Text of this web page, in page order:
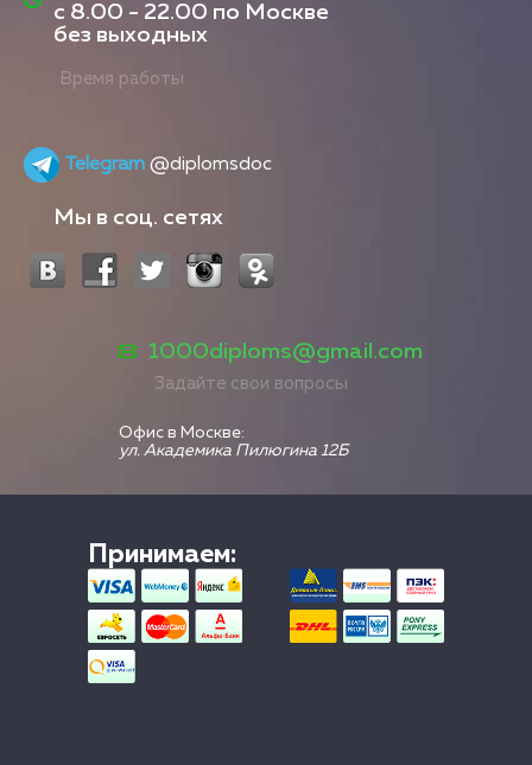
с 8.00 - 22.00 по Москве
без выходных
Время работы
Telegram @diplomsdoc
Мы в соц. сетях
1000diploms@gmail.com
Задайте свои вопросы
Офис в Москве:
ул. Академика Пилюгина 12Б
Принимаем: